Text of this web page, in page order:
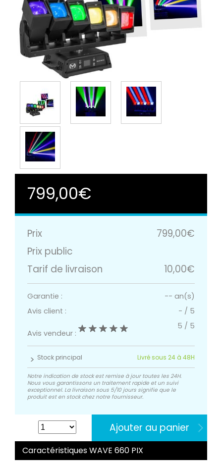
799,00€
Prix
799,00€
Prix public
Tarif de livraison
10,00€
Garantie :
-- an(s)
Avis client :
- / 5
Avis vendeur :
5 / 5
Stock principal Livré sous 24 à 48H
Notre indication de stock est remise à jour toutes les 24H.
Nous vous garantissons un traitement rapide et un suivi
exceptionnel. La livraison sous 5/10 jours signifie que le
produit est en stock chez notre fournisseur.
Ajouter au panier
Caractéristiques WAVE 660 PIX